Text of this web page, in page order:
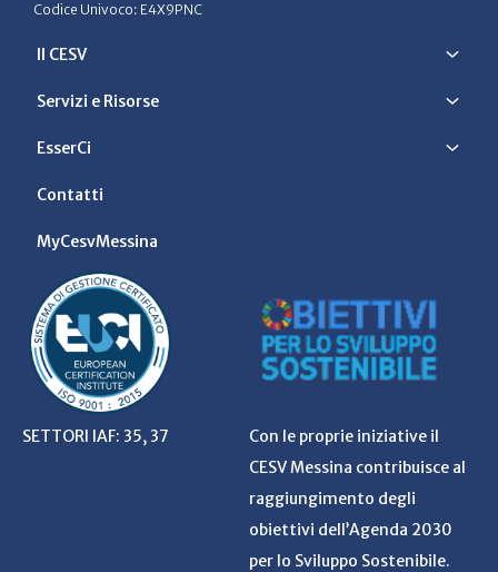
Codice Univoco: E4X9PNC
Il CESV
Servizi e Risorse
EsserCi
Contatti
MyCesvMessina
SETTORI IAF: 35, 37
Con le proprie iniziative il
CESV Messina contribuisce al
raggiungimento degli
obiettivi dell’Agenda 2030
per lo Sviluppo Sostenibile.